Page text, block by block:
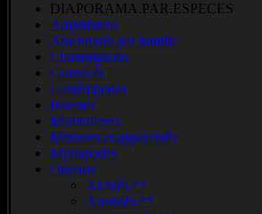
DIAPORAMA.PAR.ESPECES
Amphibiens
Arachnidés par famille
Champignons
Crustacés
Gastéropodes
Insectes
Mammiferes
Méduses.et.apparentés
Myriapodes
Oiseaux
Alcidés.**
Anatidés.**